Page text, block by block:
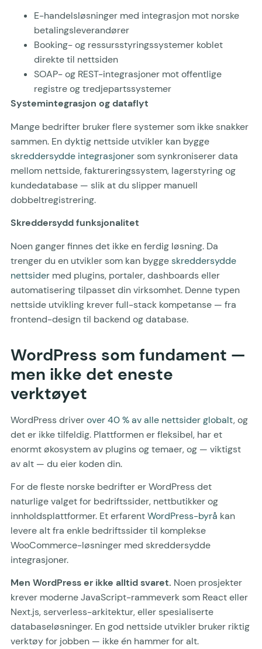
E-handelsløsninger med integrasjon mot norske
betalingsleverandører
Booking- og ressursstyringssystemer koblet
direkte til nettsiden
SOAP- og REST-integrasjoner mot offentlige
registre og tredjepartssystemer
Systemintegrasjon og dataflyt
Mange bedrifter bruker flere systemer som ikke snakker
sammen. En dyktig nettside utvikler kan bygge
skreddersydde integrasjonersom synkroniserer data
mellom nettside, faktureringssystem, lagerstyring og
kundedatabase — slik at du slipper manuell
dobbeltregistrering.
Skreddersydd funksjonalitet
Noen ganger finnes det ikke en ferdig løsning. Da
trenger du en utvikler som kan byggeskreddersydde
nettsider med plugins, portaler, dashboards eller
automatisering tilpasset din virksomhet. Denne typen
nettside utvikling krever full-stack kompetanse — fra
frontend-design til backend og database.
WordPress som fundament —
men ikke det eneste
verktøyet
WordPress driverover 40 % av alle nettsider globalt, og
det er ikke tilfeldig. Plattformen er fleksibel, har et
enormt økosystem av plugins og temaer, og — viktigst
av alt — du eier koden din.
For de fleste norske bedrifter er WordPress det
naturlige valget for bedriftssider, nettbutikker og
innholdsplattformer. Et erfarentWordPress-byrå kan
levere alt fra enkle bedriftssider til komplekse
WooCommerce-løsninger med skreddersydde
integrasjoner.
Men WordPress er ikke alltid svaret. Noen prosjekter
krever moderne JavaScript-rammeverk som React eller
Next.js, serverless-arkitektur, eller spesialiserte
databaseløsninger. En god nettside utvikler bruker riktig
verktøy for jobben — ikke én hammer for alt.